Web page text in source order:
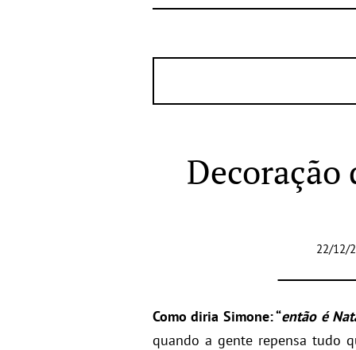
22/12/
Como diria Simone: “então é
quando a gente repensa tudo